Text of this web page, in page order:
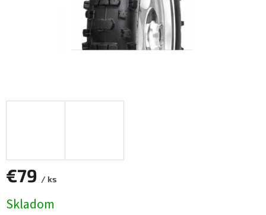
€79 / ks
cena:
Skladom